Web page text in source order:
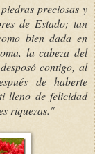
preciosas y
de Estado; tan
bien dada en
la cabeza del
contigo, al
de haberte
lleno de felicidad
riquezas."